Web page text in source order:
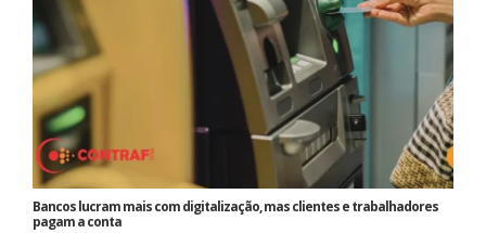
Bancos lucram mais com digitalização, mas clientes e trabalhadores
pagam a conta